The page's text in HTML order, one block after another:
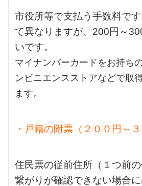
市役所等で支払う手数料で
て異なりますが、200円～
いです。
マイナンバーカードをお持ち
ンビニエンスストアなどで取
ます。
・戸籍の附票（２００円～３
住民票の従前住所（１つ前
繋がりが確認できない場合